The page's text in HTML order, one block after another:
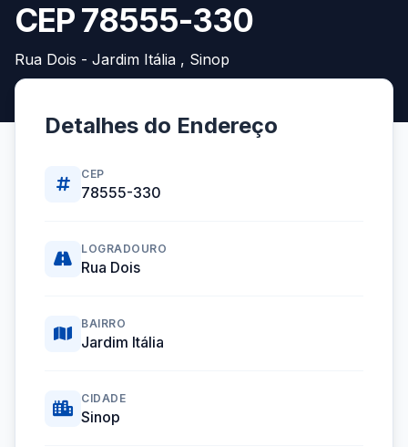
CEP 78555-330
Rua Dois - Jardim Itália , Sinop
Detalhes do Endereço
CEP
78555-330
LOGRADOURO
Rua Dois
BAIRRO
Jardim Itália
CIDADE
Sinop